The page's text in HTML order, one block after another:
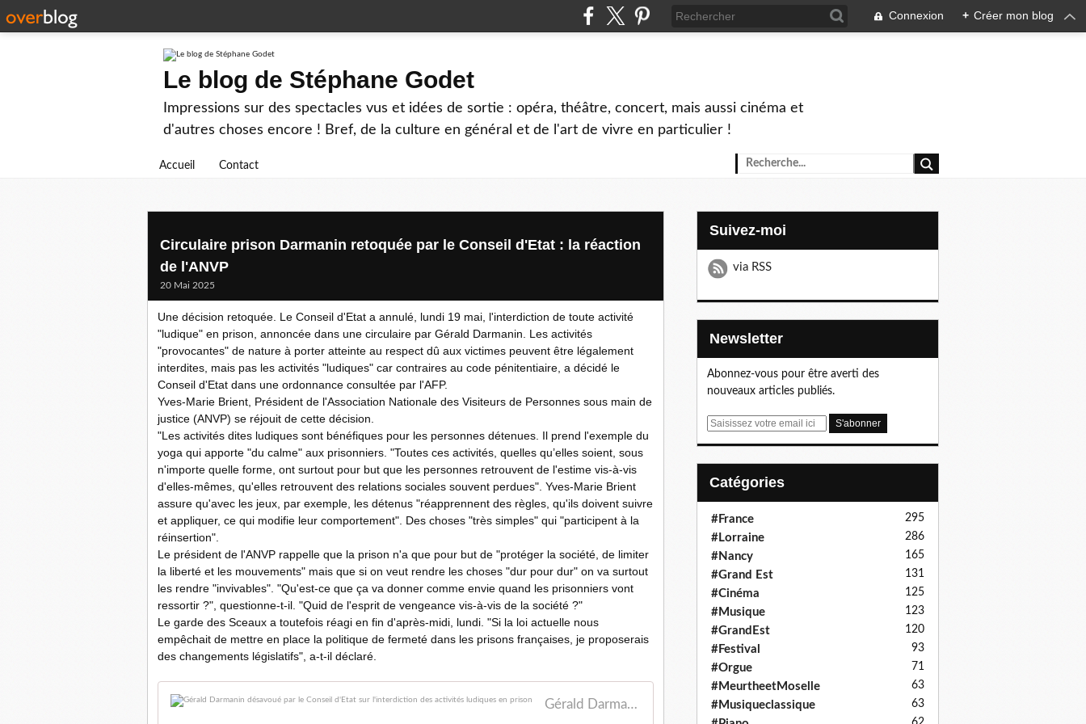
Connexion + Créer mon blog
Le blog de Stéphane Godet
Impressions sur des spectacles vus et idées de sortie : opéra, théâtre, concert, mais aussi cinéma et
d'autres choses encore ! Bref, de la culture en général et de l'art de vivre en particulier !
Accueil Contact
Circulaire prison Darmanin retoquée par le Conseil d'Etat : la réaction
de l'ANVP
20 Mai 2025
Une décision retoquée. Le Conseil d'Etat a annulé, lundi 19 mai, l'interdiction de toute activité
"ludique" en prison, annoncée dans une circulaire par Gérald Darmanin. Les activités
"provocantes" de nature à porter atteinte au respect dû aux victimes peuvent être légalement
interdites, mais pas les activités "ludiques" car contraires au code pénitentiaire, a décidé le
Conseil d'Etat dans une ordonnance consultée par l'AFP.
Yves-Marie Brient, Président de l'Association Nationale des Visiteurs de Personnes sous main de
justice (ANVP) se réjouit de cette décision.
"Les activités dites ludiques sont bénéfiques pour les personnes détenues. Il prend l'exemple du
yoga qui apporte "du calme" aux prisonniers. "Toutes ces activités, quelles qu’elles soient, sous
n'importe quelle forme, ont surtout pour but que les personnes retrouvent de l'estime vis-à-vis
d'elles-mêmes, qu'elles retrouvent des relations sociales souvent perdues". Yves-Marie Brient
assure qu'avec les jeux, par exemple, les détenus "réapprennent des règles, qu'ils doivent suivre
et appliquer, ce qui modifie leur comportement". Des choses "très simples" qui "participent à la
réinsertion".
Le président de l'ANVP rappelle que la prison n'a que pour but de "protéger la société, de limiter
la liberté et les mouvements" mais que si on veut rendre les choses "dur pour dur" on va surtout
les rendre "invivables". "Qu'est-ce que ça va donner comme envie quand les prisonniers vont
ressortir ?", questionne-t-il. "Quid de l'esprit de vengeance vis-à-vis de la société ?"
Le garde des Sceaux a toutefois réagi en fin d'après-midi, lundi. "Si la loi actuelle nous
empêchait de mettre en place la politique de fermeté dans les prisons françaises, je proposerais
des changements législatifs", a-t-il déclaré.
Gérald Darmanin désavoué par le Conseil d'Etat sur l'interdiction des activités ludiques en prison
Suivez-moi
via RSS
Newsletter
Abonnez-vous pour être averti des
nouveaux articles publiés.
E
Catégories
#France 295
#Lorraine 286
#Nancy 165
#Grand Est 131
#Cinéma 125
#Musique 123
#GrandEst 120
#Festival 93
#Orgue 71
#MeurtheetMoselle 63
#Musiqueclassique 63